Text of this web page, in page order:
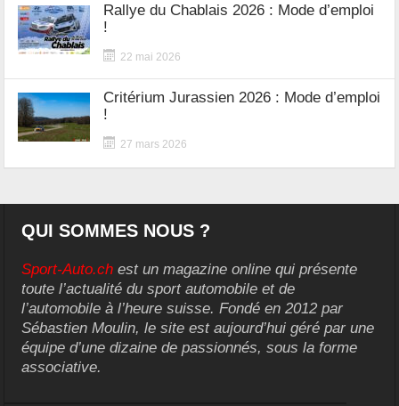
Rallye du Chablais 2026 : Mode d’emploi
!
22 mai 2026
Critérium Jurassien 2026 : Mode d’emploi
!
27 mars 2026
QUI SOMMES NOUS ?
Sport-Auto.ch est un magazine online qui présente
toute l’actualité du sport automobile et de
l’automobile à l’heure suisse. Fondé en 2012 par
Sébastien Moulin, le site est aujourd’hui géré par une
équipe d’une dizaine de passionnés, sous la forme
associative.